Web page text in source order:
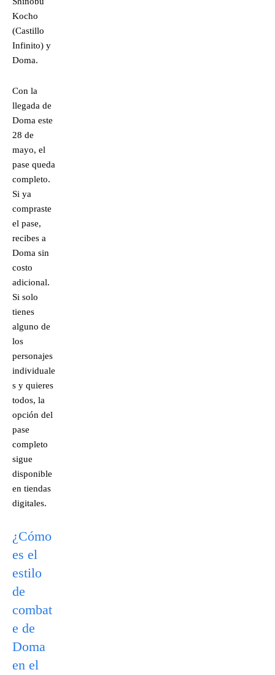
Kocho
(Castillo
Infinito) y
Doma.
Con la
llegada de
Doma este
28 de
mayo, el
pase queda
completo.
Si ya
compraste
el pase,
recibes a
Doma sin
costo
adicional.
Si solo
tienes
alguno de
los
personajes
individuale
s y quieres
todos, la
opción del
pase
completo
sigue
disponible
en tiendas
digitales.
¿Cómo
es el
estilo
de
combat
e de
Doma
en el